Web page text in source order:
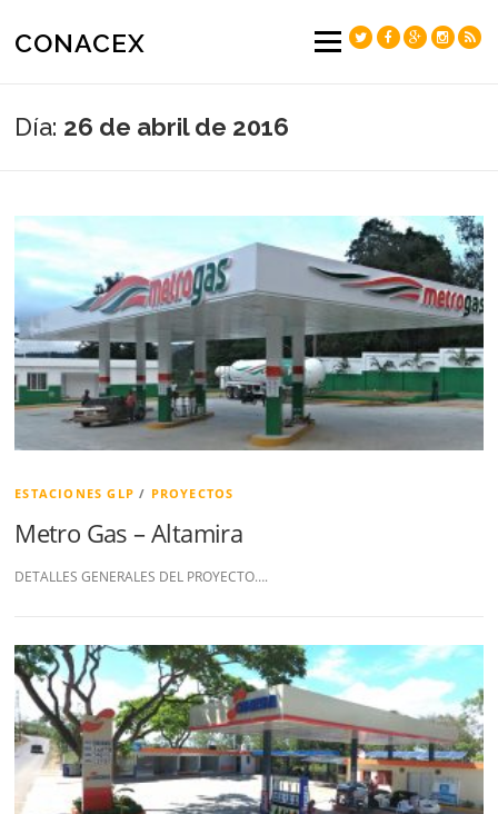
contenido
CONACEX Menú
Día: 26 de abril de 2016
ESTACIONES GLP / PROYECTOS
Metro Gas – Altamira
DETALLES GENERALES DEL PROYECTO….